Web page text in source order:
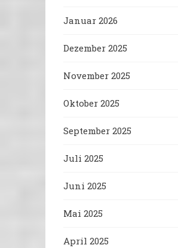
Januar 2026
Dezember 2025
November 2025
Oktober 2025
September 2025
Juli 2025
Juni 2025
Mai 2025
April 2025